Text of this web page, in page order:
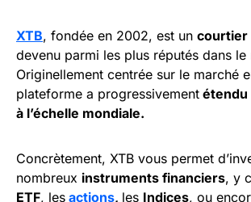
XTB, fondée en 2002, est un courtier
devenu parmi les plus réputés dans le
Originellement centrée sur le marché
plateforme a progressivement étendu
à l’échelle mondiale.
Concrètement, XTB vous permet
nombreux instruments financiers, y
ETF, les actions, les Indices, ou